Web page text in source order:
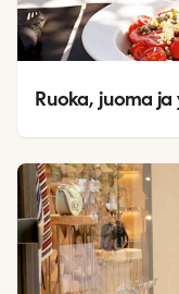
Ruoka, juoma